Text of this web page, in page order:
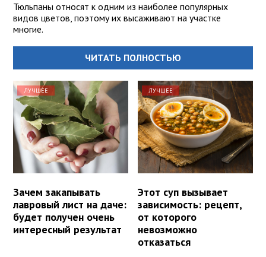
Тюльпаны относят к одним из наиболее популярных
видов цветов, поэтому их высаживают на участке
многие.
ЧИТАТЬ ПОЛНОСТЬЮ
ЛУЧШЕЕ
Зачем закапывать
лавровый лист на даче:
будет получен очень
интересный результат
ЛУЧШЕЕ
Этот суп вызывает
зависимость: рецепт,
от которого
невозможно
отказаться